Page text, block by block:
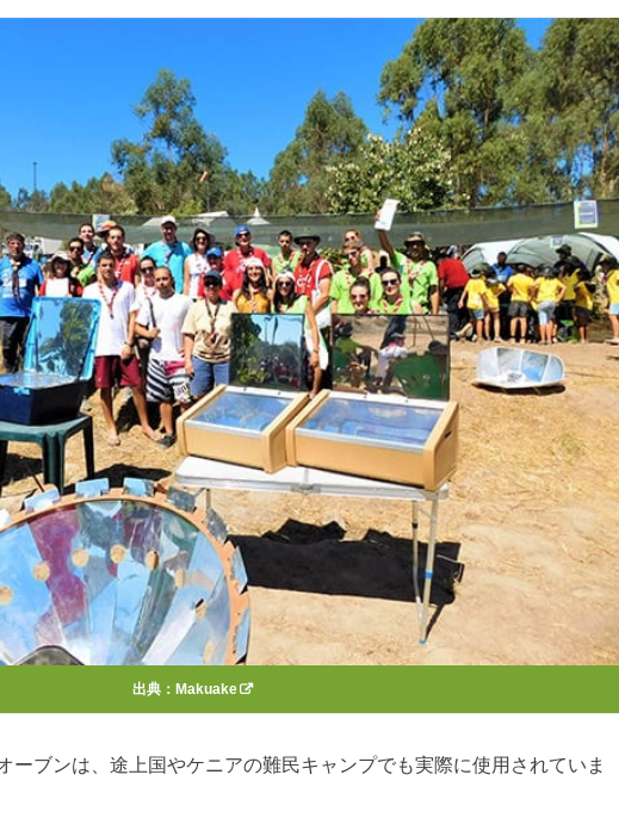
出典： Makuake
ーブンは、途上国やケニアの難民キャンプでも実際に使用されていま